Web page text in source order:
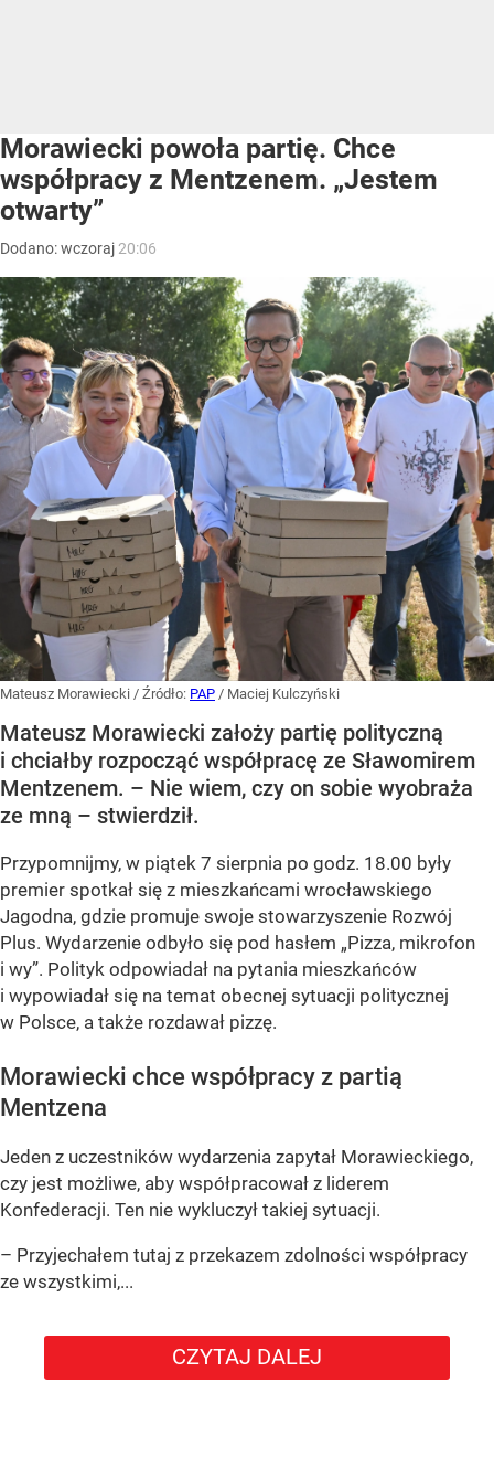
Morawiecki powoła partię. Chce
współpracy z Mentzenem. „Jestem
otwarty”
Dodano:wczoraj 20:06
Mateusz Morawiecki / Źródło: PAP / Maciej Kulczyński
Mateusz Morawiecki założy partię polityczną
i chciałby rozpocząć współpracę ze Sławomirem
Mentzenem. – Nie wiem, czy on sobie wyobraża
ze mną – stwierdził.
Przypomnijmy, w piątek 7 sierpnia po godz. 18.00 były
premier spotkał się z mieszkańcami wrocławskiego
Jagodna, gdzie promuje swoje stowarzyszenie Rozwój
Plus. Wydarzenie odbyło się pod hasłem „Pizza, mikrofon
i wy”. Polityk odpowiadał na pytania mieszkańców
i wypowiadał się na temat obecnej sytuacji politycznej
w Polsce, a także rozdawał pizzę.
Morawiecki chce współpracy z partią
Mentzena
Jeden z uczestników wydarzenia zapytał Morawieckiego,
czy jest możliwe, aby współpracował z liderem
Konfederacji. Ten nie wykluczył takiej sytuacji.
– Przyjechałem tutaj z przekazem zdolności współpracy
ze wszystkimi,...
CZYTAJ DALEJ